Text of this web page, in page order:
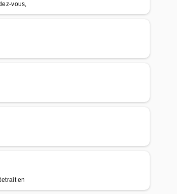
vous,
en